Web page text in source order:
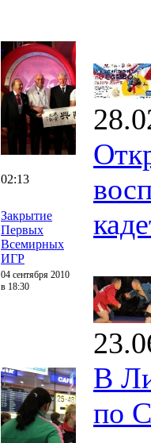
02:13
Закрытие
Первых
Всемирных
ИГР
04 сентября 2010
в 18:30
В
по